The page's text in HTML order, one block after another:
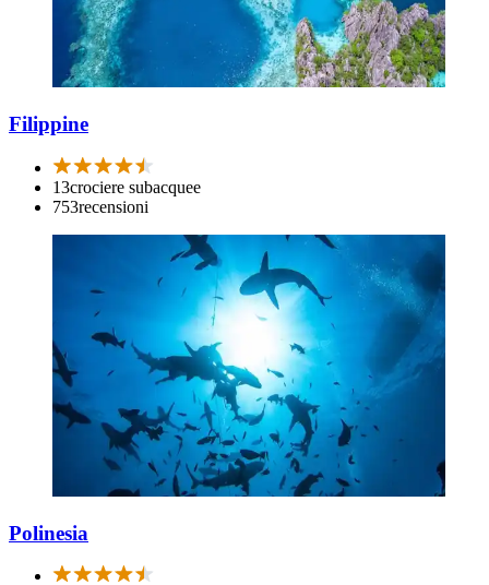
Filippine
13crociere subacquee
753recensioni
Polinesia